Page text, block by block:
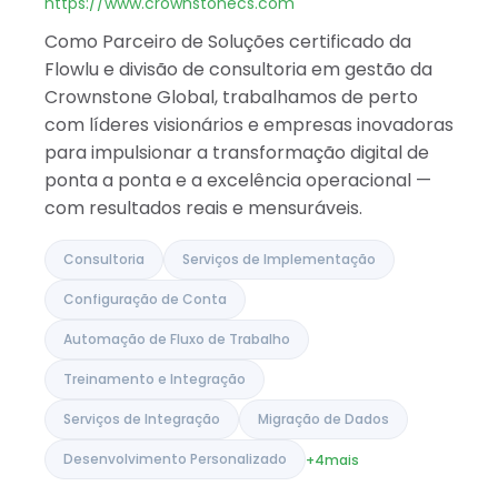
Como Parceiro de Soluções certificado da
Flowlu e divisão de consultoria em gestão da
Crownstone Global, trabalhamos de perto
com líderes visionários e empresas inovadoras
para impulsionar a transformação digital de
ponta a ponta e a excelência operacional —
com resultados reais e mensuráveis.
Consultoria Serviços de Implementação
Configuração de Conta
Automação de Fluxo de Trabalho
Treinamento e Integração
Serviços de Integração Migração de Dados
Desenvolvimento Personalizado +4mais